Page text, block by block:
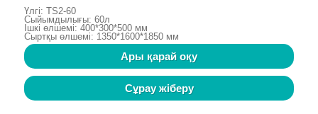
Үлгі: TS2-60
Сыйымдылығы: 60л
Ішкі өлшемі: 400*300*500 мм
Сыртқы өлшемі: 1350*1600*1850 мм
Ары қарай оқу
Сұрау жіберу